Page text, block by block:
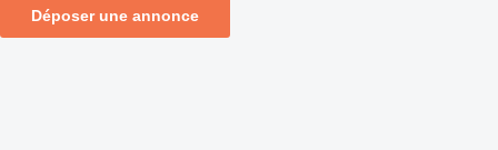
Déposer une annonce